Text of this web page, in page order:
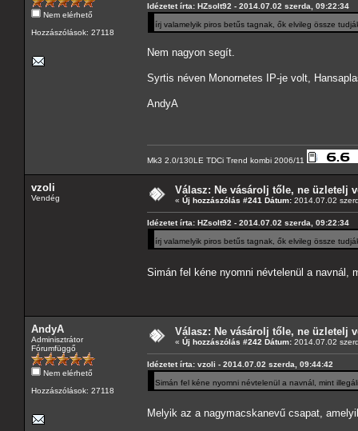
Nem elérhető
Hozzászólások: 27118
Idézetet írta: HZsolt92 - 2014.07.02 szerda, 09:22:34
írj valamelyik piros betűs tagnak, ők elvileg össze
Nem nagyon segít.
Syrtis néven Monornetes IP-je volt,
AndyA
Mk3 2.0/130LE TDCi Trend kombi 2006/11
vzoli
Vendég
Válasz: Ne vásárolj tőle, ne üzletelj
« Új hozzászólás #241 Dátum: 2014.07.02
Idézetet írta: HZsolt92 - 2014.07.02 szerda, 09:22:34
írj valamelyik piros betűs tagnak, ők elvileg össze
Simán fel kéne nyomni névtelenül a navnál,
AndyA
Adminisztrátor
Fórumfüggő
Nem elérhető
Hozzászólások: 27118
Válasz: Ne vásárolj tőle, ne üzletelj
« Új hozzászólás #242 Dátum: 2014.07.02
Idézetet írta: vzoli - 2014.07.02 szerda, 09:44:42
Simán fel kéne nyomni névtelenül a navnál, mint
Melyik az a nagymacskanevű csapat,